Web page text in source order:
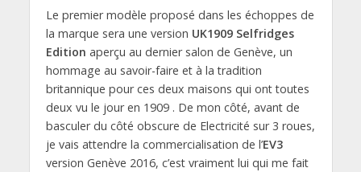
Le premier modèle proposé dans les échoppes de
la marque sera une version UK1909 Selfridges
Edition aperçu au dernier salon de Genève, un
hommage au savoir-faire et à la tradition
britannique pour ces deux maisons qui ont toutes
deux vu le jour en 1909 . De mon côté, avant de
basculer du côté obscure de Electricité sur 3 roues,
je vais attendre la commercialisation de l’EV3
version Genève 2016, c’est vraiment lui qui me fait